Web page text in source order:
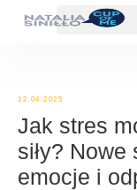
12.04.2025
Jak stres
siły?
emocje i